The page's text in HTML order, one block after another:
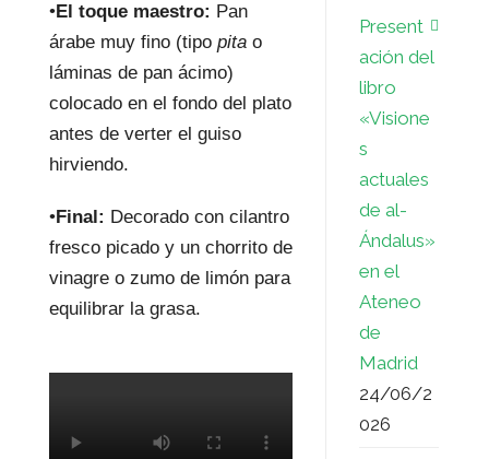
•El toque maestro: Pan
árabe muy fino (tipo pitao
láminas de pan ácimo)
colocado en el fondo del plato
antes de verter el guiso
hirviendo.
•Final: Decorado con cilantro
fresco picado y un chorrito de
vinagre o zumo de limón para
equilibrar la grasa.
Present
ación del
libro
«Visione
s
actuales
de al-
Ándalus»
en el
Ateneo
de
Madrid
24/06/2
026